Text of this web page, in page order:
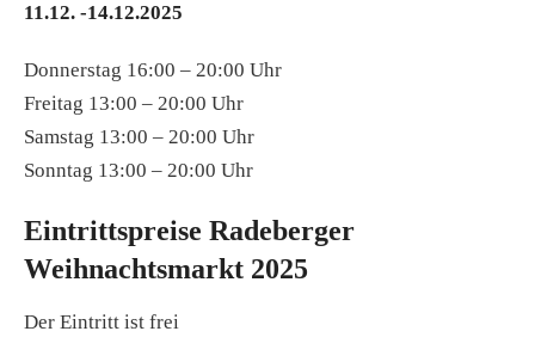
11.12. -14.12.2025
Donnerstag 16:00 – 20:00 Uhr
Freitag 13:00 – 20:00 Uhr
Samstag 13:00 – 20:00 Uhr
Sonntag 13:00 – 20:00 Uhr
Eintrittspreise Radeberger
Weihnachtsmarkt 2025
Der Eintritt ist frei